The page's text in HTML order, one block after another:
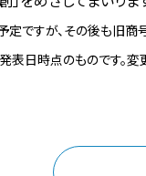
すが、その後も旧商
日時点のものです。